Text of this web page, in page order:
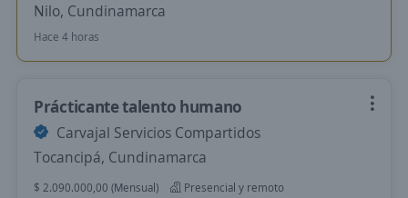
Nilo, Cundinamarca
Hace 4 horas
Prácticante talento humano
Carvajal Servicios Compartidos
Tocancipá, Cundinamarca
$ 2.090.000,00 (Mensual)
Presencial y remoto